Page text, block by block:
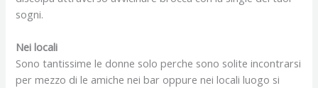
sogni.
Nei locali
Sono tantissime le donne solo perche sono solite incontrarsi
per mezzo di le amiche nei bar oppure nei locali luogo si